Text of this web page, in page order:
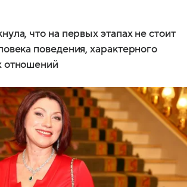
что на первых этапах не стоит
поведения, характерного
отношений